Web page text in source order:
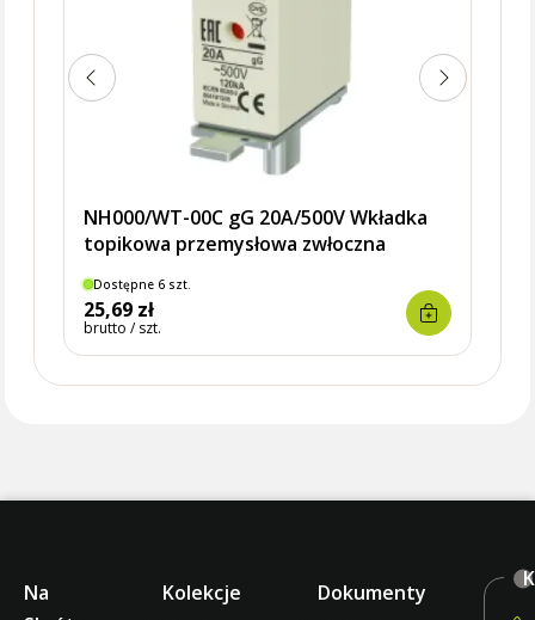
NH000/WT-00C gG 20A/500V Wkładka
topikowa przemysłowa zwłoczna
Dostępne 6 szt.
25,69 zł
brutto / szt.
Na
Kolekcje Dokumenty